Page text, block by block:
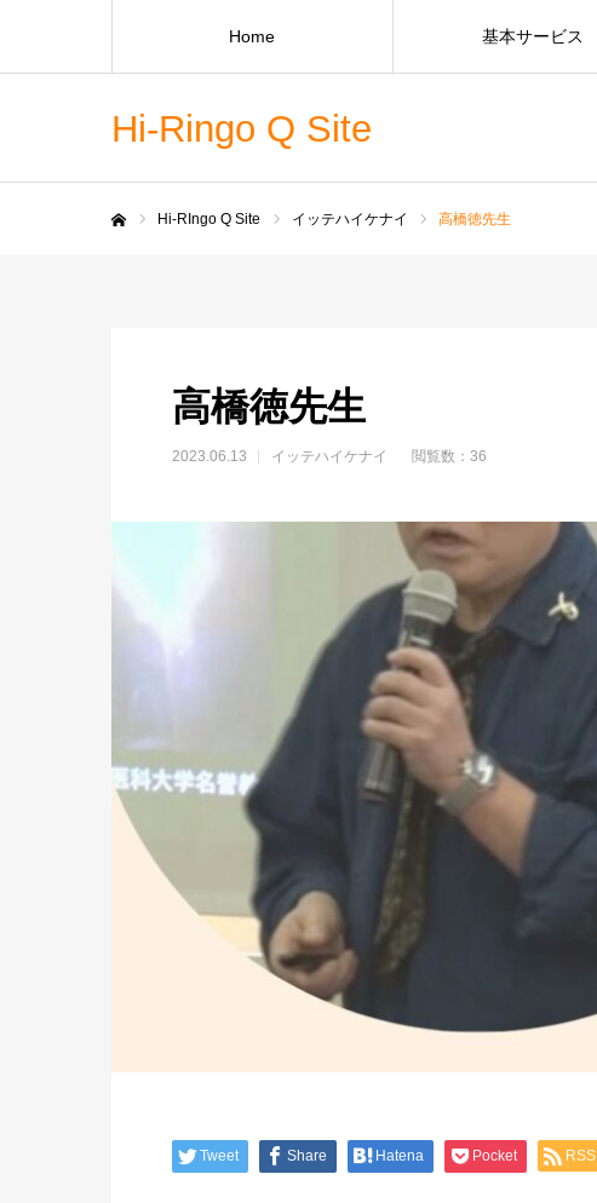
Hi-Ringo Q Site
Home 基本サービス
Hi-RIngo Q Site イッテハイケナイ 高橋徳先生
高橋徳先生
2023.06.13 イッテハイケナイ 閲覧数：36
Tweet Share Hatena Pocket RSS